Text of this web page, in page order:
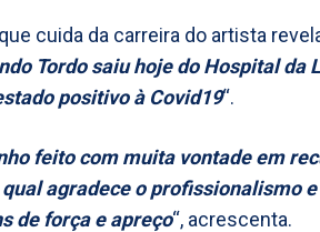
cuida da carreira do artista
Tordo saiu hoje do Hospital da
positivo à Covid19“.
feito com muita vontade em
agradece o profissionalismo
de força e apreço“, acrescenta.